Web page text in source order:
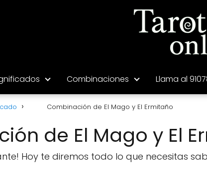
Combinaciones Llama al
Combinación de El Mago y El Ermitaño
de El Mago y El
Hoy te diremos todo lo que necesitas